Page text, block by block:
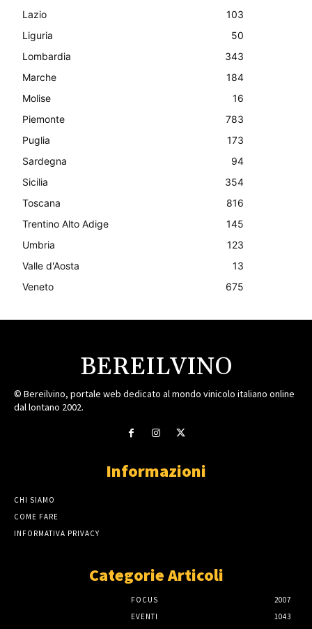
Lazio
103
Liguria
50
Lombardia
343
Marche
184
Molise
16
Piemonte
783
Puglia
173
Sardegna
94
Sicilia
354
Toscana
816
Trentino Alto Adige
145
Umbria
123
Valle d'Aosta
13
Veneto
675
BEREILVINO
© Bereilvino, portale web dedicato al mondo vinicolo italiano online
dal lontano 2002.
Informazioni
CHI SIAMO
COME FARE
INFORMATIVA PRIVACY
Categorie Articoli
FOCUS
2007
EVENTI
1043